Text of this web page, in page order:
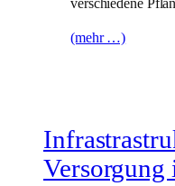
verschiedene
(mehr …)
Versorgung